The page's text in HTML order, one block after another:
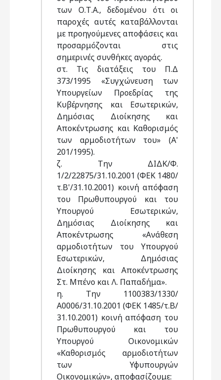
των Ο.Τ.Α., δεδομένου ότι οι
παροχές αυτές καταβάλλονται
με προηγούμενες αποφάσεις και
προσαρμόζονται στις
σημερινές συνθήκες αγοράς.
στ. Τις διατάξεις του Π.Δ
373/1995 «Συγχώνευση των
Υπουργείων Προεδρίας της
Κυβέρνησης και Εσωτερικών,
Δημόσιας Διοίκησης και
Αποκέντρωσης και Καθορισμός
των αρμοδιοτήτων του» (Α'
201/1995).
ζ. Την ΔΙΔΚ/Φ.
1/2/22875/31.10.2001 (ΦΕΚ 1480/
τ.Β'/31.10.2001) κοινή απόφαση
του Πρωθυπουργού και του
Υπουργού Εσωτερικών,
Δημόσιας Διοίκησης και
Αποκέντρωσης «Ανάθεση
αρμοδιοτήτων του Υπουργού
Εσωτερικών, Δημόσιας
Διοίκησης και Αποκέντρωσης
Στ. Μπένο και Λ. Παπαδήμα».
η. Την 1100383/1330/
Α0006/31.10.2001 (ΦΕΚ 1485/τ.Β/
31.10.2001) κοινή απόφαση του
Πρωθυπουργού και του
Υπουργού Οικονομικών
«Καθορισμός αρμοδιοτήτων
των Υφυπουργών
Οικονομικών», αποφασίζουμε: